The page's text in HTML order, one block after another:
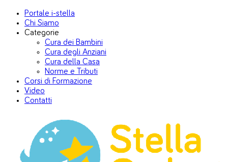
Portale i-stella
Chi Siamo
Categorie
Cura dei Bambini
Cura degli Anziani
Cura della Casa
Norme e Tributi
Corsi di Formazione
Video
Contatti